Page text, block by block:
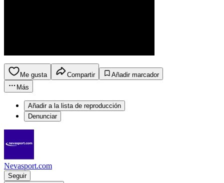
Me gusta Compartir
Añadir marcador
Más
Añadir a la lista de reproducción
Denunciar
Nevasport.com
Seguir